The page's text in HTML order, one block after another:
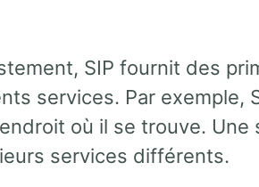
SIP fournit des
services. Par exemple,
où il se trouve.
services différents.